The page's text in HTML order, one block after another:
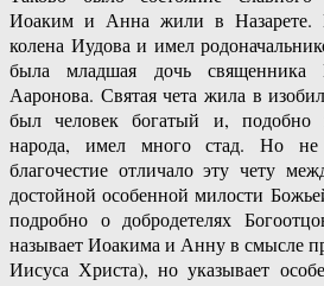
Иоаким и Анна жили в Назарете.
колена Иудова и имел
была младшая дочь священника
Ааронова. Святая чета жила в
был человек богатый и, подобно
народа, имел много стад. Но не
благочестие отличало эту чету
достойной особенной милости
подробно о добродетелях
называет Иоакима и Анну в смысле
Иисуса Христа), но указывает